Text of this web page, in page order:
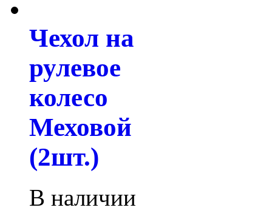
Чехол на
рулевое
колесо
Меховой
(2шт.)
В наличии